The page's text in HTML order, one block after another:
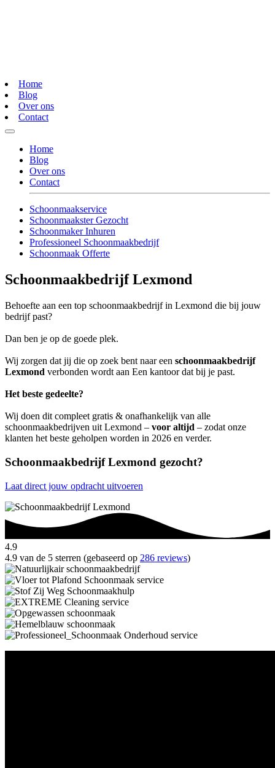
Home
Blog
Over ons
Contact
Home
Blog
Over ons
Contact
Schoonmaakservice
Schoonmaakster Gezocht
Schoonmaker Inhuren
Professioneel Schoonmaakbedrijf
Schoonmaak Offerte
Schoonmaakbedrijf Lexmond
Behoefte aan een top schoonmaakbedrijf in Lexmond die bij jouw
bedrijf past?
Dan ben je op de goede plek.
Wij zorgen dat jij die op zoek bent naar een schoonmaakbedrijf
Lexmond verbonden wordt aan Een kantoor dat bij je past.
Het beste gedeelte?
Wij doen dit compleet gratis & onafhankelijk van alle
schoonmaakbedrijven uit Lexmond – voor altijd – zodat onze
klanten het beste geholpen worden in 2026 en verder.
Schoonmaakbedrijf Lexmond gezocht?
Laat direct jouw opdracht uitvoeren
4.9
4.9 van de 5 sterren (gebaseerd op 286 reviews)